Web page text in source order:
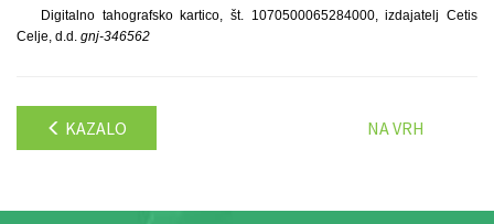
Digitalno tahografsko kartico, št. 1070500065284000, izdajatelj Cetis
Celje, d.d. gnj-346562
KAZALO NA VRH